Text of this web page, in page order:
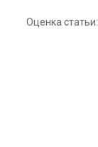
Оценка статьи: